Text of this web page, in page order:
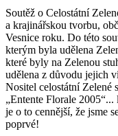
Soutěž o Celostátní
a krajinářskou tvorbu,
Vesnice roku. Do této
kterým byla udělena
které byly na Zelenou
udělena z důvodu jejich
Nositel celostátní Zelené
„Entente Florale
je o to cennější, že jsme
poprvé!